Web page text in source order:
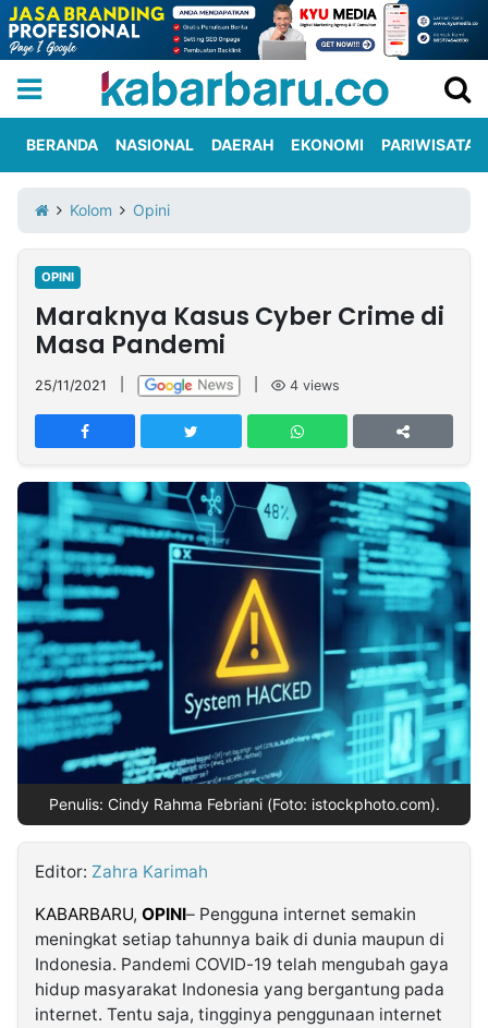
Iklan
Berita
Kami
Nasional
International
Olahraga
Entertainment
Daerah
Pariwisata
Kuliner
Kolom
Network
PT
TREETAN
MULTIMEDIA
INDONESIA
Partner
Insight
NTB
Suara
Time
Lens
IDN
Daily
Jogja
Jalan
Rakyat
Idealita
News
Kita
Notice
Radar
Baru
Seedbacklink
Follow
Kabarbaru
BERANDA NASIONAL DAERAH EKONOMI PARIWISATA
Kolom Opini
OPINI
Maraknya Kasus Cyber Crime di
Masa Pandemi
25/11/2021 4 views
Penulis: Cindy Rahma Febriani (Foto: istockphoto.com).
Editor: Zahra Karimah
KABARBARU, OPINI– Pengguna internet semakin
meningkat setiap tahunnya baik di dunia maupun di
Indonesia. Pandemi COVID-19 telah mengubah gaya
hidup masyarakat Indonesia yang bergantung pada
internet. Tentu saja, tingginya penggunaan internet